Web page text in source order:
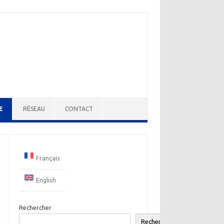
RÉSEAU CONTACT
Français
English
Rechercher
Rechercher